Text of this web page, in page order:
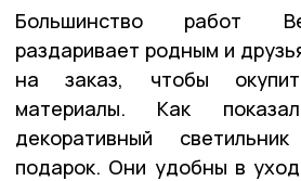
Большинство работ
раздаривает родным и
на заказ, чтобы
материалы. Как
декоративный
подарок. Они удобны в